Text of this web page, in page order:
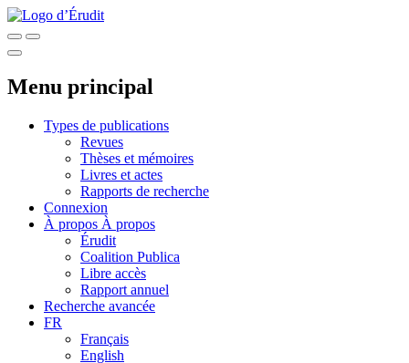
Menu principal
Types de publications
Revues
Thèses et mémoires
Livres et actes
Rapports de recherche
Connexion
À propos À propos
Érudit
Coalition Publica
Libre accès
Rapport annuel
Recherche avancée
FR
Français
English